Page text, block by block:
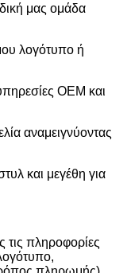
μας ομάδα
λογότυπο ή
OEM και
αναμειγνύοντας
και μεγέθη για
πληροφορίες